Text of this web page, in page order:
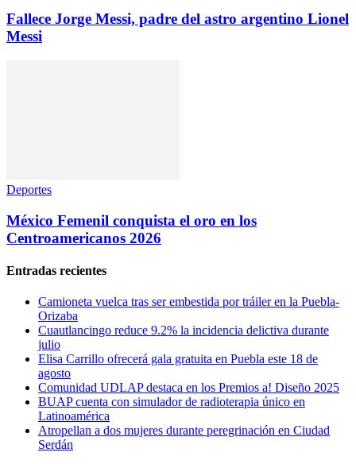
Fallece Jorge Messi, padre del astro argentino Lionel
Messi
Deportes
México Femenil conquista el oro en los
Centroamericanos 2026
Entradas recientes
Camioneta vuelca tras ser embestida por tráiler en la Puebla-
Orizaba
Cuautlancingo reduce 9.2% la incidencia delictiva durante
julio
Elisa Carrillo ofrecerá gala gratuita en Puebla este 18 de
agosto
Comunidad UDLAP destaca en los Premios a! Diseño 2025
BUAP cuenta con simulador de radioterapia único en
Latinoamérica
Atropellan a dos mujeres durante peregrinación en Ciudad
Serdán